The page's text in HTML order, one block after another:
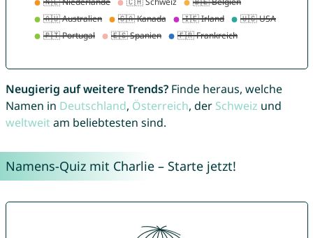
Neugierig auf weitere Trends?Finde heraus, welche
Namen in Deutschland, Österreich, der Schweiz und
weltweitam beliebtesten sind.
Namens-Quiz mit Charlie – Starte jetzt!